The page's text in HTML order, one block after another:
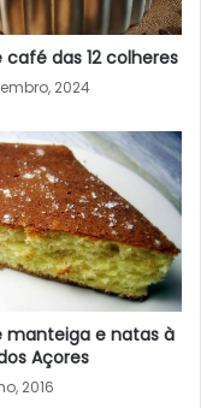
café das 12 colheres
2024
manteiga e natas à
Açores
2016